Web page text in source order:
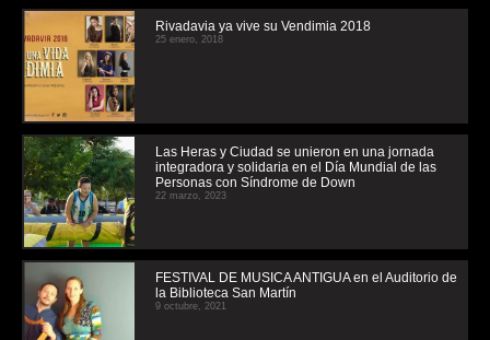
Rivadavia ya vive su Vendimia 2018
25 enero, 2018
Las Heras y Ciudad se unieron en una jornada
integradora y solidaria en el Día Mundial de las
Personas con Síndrome de Down
22 marzo, 2023
FESTIVAL DE MUSICA ANTIGUA en el Auditorio de
la Biblioteca San Martín
9 octubre, 2021